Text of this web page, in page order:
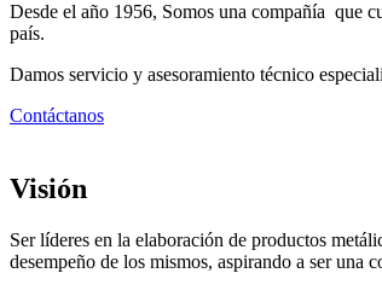
Desde el año 1956, Somos una compañía que
país.
Damos servicio y asesoramiento técnico
Contáctanos
Visión
Ser líderes en la elaboración de productos
desempeño de los mismos, aspirando a ser una